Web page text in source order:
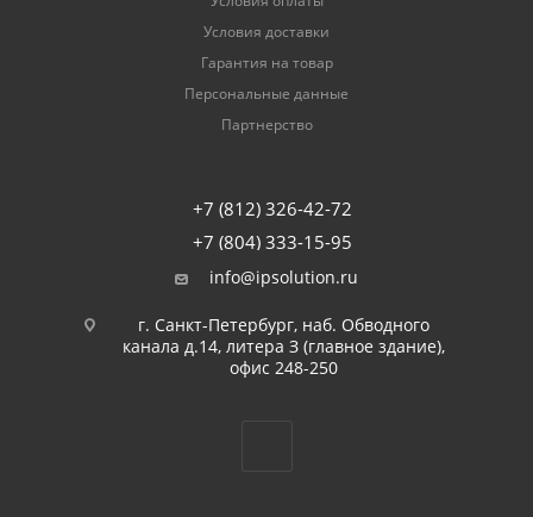
Условия доставки
Гарантия на товар
Персональные данные
Партнерство
+7 (812) 326-42-72
+7 (804) 333-15-95
info@ipsolution.ru
г. Санкт-Петербург, наб. Обводного
канала д.14, литера З (главное здание),
офис 248-250